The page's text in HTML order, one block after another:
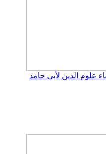
علوم الدين لأبي حامد